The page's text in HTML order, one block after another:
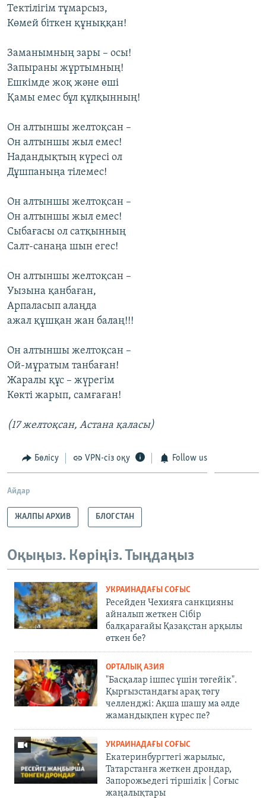
Тектілігім тұмарсыз,
Көмей біткен құныққан!
Заманымның зары – осы!
Запыраны жұртымның!
Ешкімде жоқ және өші
Қамы емес бұл құлқынның!
Он алтыншы желтоқсан –
Он алтыншы жыл емес!
Надандықтың күресі ол
Дұшпаныңа тілемес!
Он алтыншы желтоқсан –
Он алтыншы жыл емес!
Сыбағасы ол сатқынның
Салт-санаңа шын егес!
Он алтыншы желтоқсан –
Уызына қанбаған,
Арпаласып алаңда
ажал құшқан жан балаң!!!
Он алтыншы желтоқсан –
Ой-мұратым танбаған!
Жаралы құс – жүрегім
Көкті жарып, самғаған!
(17 желтоқсан, Астана қаласы)
Бөлісу VPN-сіз оқу Follow us
Айдар
ЖАЛПЫ АРХИВ БЛОГСТАН
Оқыңыз. Көріңіз. Тыңдаңыз
УКРАИНАДАҒЫ СОҒЫС
Ресейден Чехияға санкцияны
айналып жеткен Сібір
балқарағайы Қазақстан арқылы
өткен бе?
ОРТАЛЫҚ АЗИЯ
"Басқалар ішпес үшін төгейік".
Қырғызстандағы арақ төгу
челленджі: Ақша шашу ма әлде
жамандықпен күрес пе?
УКРАИНАДАҒЫ СОҒЫС
Екатеринбургтегі жарылыс,
Татарстанға жеткен дрондар,
Запорожьедегі тіршілік | Cоғыс
жаңалықтары